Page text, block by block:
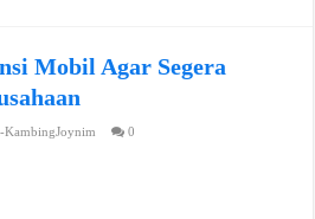
Mobil Agar Segera
KambingJoynim 0